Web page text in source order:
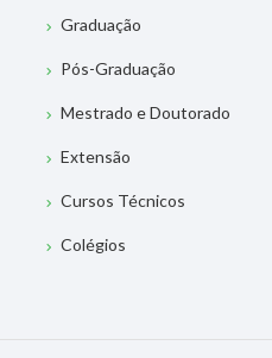
Graduação
Pós-Graduação
Mestrado e Doutorado
Extensão
Cursos Técnicos
Colégios